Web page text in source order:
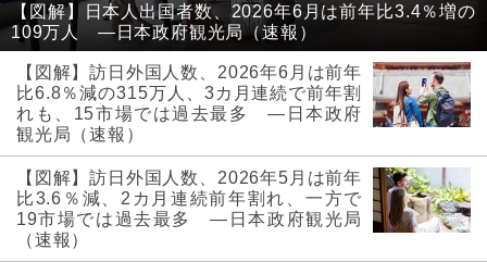
【図解】日本人出国者数、2026年6月は前年比3.4％増の
109万人 ―日本政府観光局（速報）
【図解】訪日外国人数、2026年6月は前年
比6.8％減の315万人、3カ月連続で前年割
れも、15市場では過去最多 ―日本政府
観光局（速報）
【図解】訪日外国人数、2026年5月は前年
比3.6％減、2カ月連続前年割れ、一方で
19市場では過去最多 ―日本政府観光局
（速報）